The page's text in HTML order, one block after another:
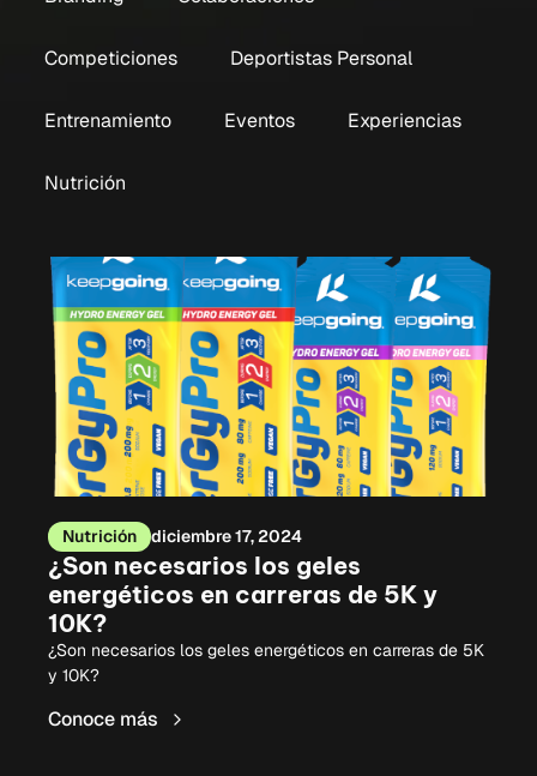
Competiciones Deportistas Personal
Entrenamiento Eventos Experiencias
Nutrición
Nutrición diciembre 17, 2024
¿Son necesarios los geles
energéticos en carreras de 5K y
10K?
¿Son necesarios los geles energéticos en carreras de 5K
y 10K?
Conoce más